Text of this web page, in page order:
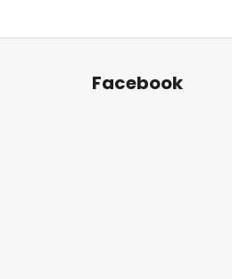
Facebook